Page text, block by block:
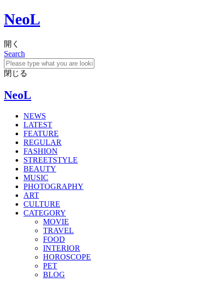
NeoL
開く
Search
閉じる
NeoL
NEWS
LATEST
FEATURE
REGULAR
FASHION
STREETSTYLE
BEAUTY
MUSIC
PHOTOGRAPHY
ART
CULTURE
CATEGORY
MOVIE
TRAVEL
FOOD
INTERIOR
HOROSCOPE
PET
BLOG